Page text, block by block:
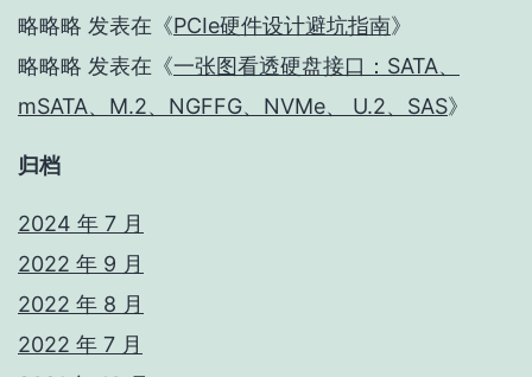
略略略 发表在《PCIe硬件设计避坑指南》
略略略 发表在《一张图看透硬盘接口：SATA、
mSATA、M.2、NGFFG、NVMe、 U.2、SAS》
归档
2024 年 7 月
2022 年 9 月
2022 年 8 月
2022 年 7 月